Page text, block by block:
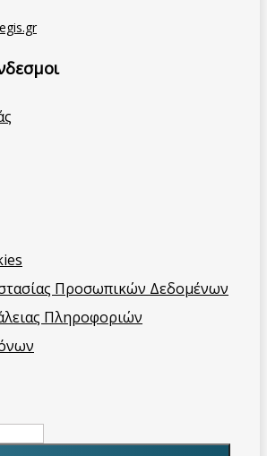
Προσωπικών Δεδομένων
Πληροφοριών